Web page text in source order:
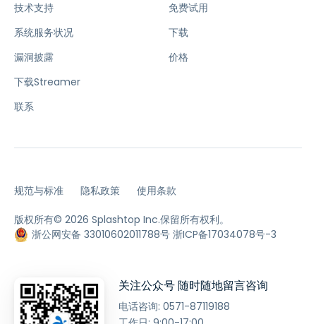
技术支持
系统服务状况
漏洞披露
下载Streamer
联系
免费试用
下载
价格
规范与标准 隐私政策 使用条款
版权所有© 2026 Splashtop Inc.保留所有权利。
浙公网安备 33010602011788号 浙ICP备17034078号-3
关注公众号 随时随地留言咨询
电话咨询: 0571-87119188